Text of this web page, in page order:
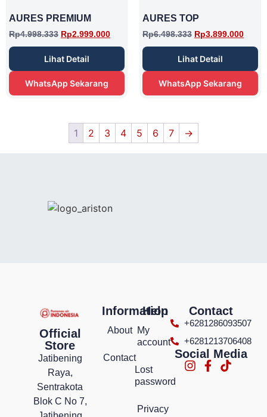
AURES PREMIUM
Rp4.998.333 Rp2.999.000
Lihat Detail
WhatsApp Sekarang
AURES TOP
Rp6.498.333 Rp3.899.000
Lihat Detail
WhatsApp Sekarang
1 2 3 4 5 6 7 →
Official
Store
Jatibening
Raya,
Sentrakota
Blok C No 7,
Information
About
Contact
Help
My
account
Lost
password
Privacy
Contact
+6281286093507
+6281213706408
Social Media